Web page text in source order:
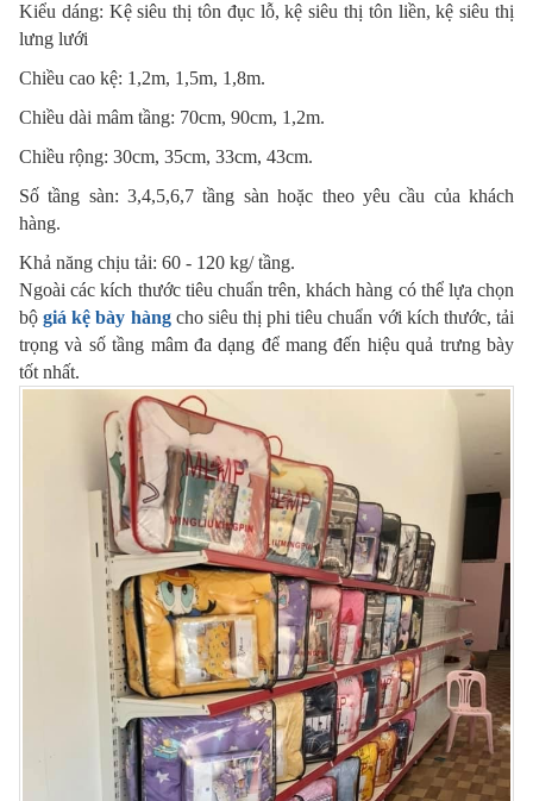
Kiểu dáng: Kệ siêu thị tôn đục lỗ, kệ siêu thị tôn liền, kệ siêu thị
lưng lưới
Chiều cao kệ: 1,2m, 1,5m, 1,8m.
Chiều dài mâm tầng: 70cm, 90cm, 1,2m.
Chiều rộng: 30cm, 35cm, 33cm, 43cm.
Số tầng sàn: 3,4,5,6,7 tầng sàn hoặc theo yêu cầu của khách
hàng.
Khả năng chịu tải: 60 - 120 kg/ tầng.
Ngoài các kích thước tiêu chuẩn trên, khách hàng có thể lựa chọn
bộgiá kệ bày hàngcho siêu thị phi tiêu chuẩn với kích thước, tải
trọng và số tầng mâm đa dạng để mang đến hiệu quả trưng bày
tốt nhất.